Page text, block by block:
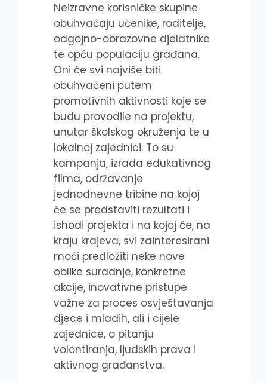
Neizravne korisničke skupine
obuhvaćaju učenike, roditelje,
odgojno-obrazovne djelatnike
te opću populaciju građana.
Oni će svi najviše biti
obuhvaćeni putem
promotivnih aktivnosti koje se
budu provodile na projektu,
unutar školskog okruženja te u
lokalnoj zajednici. To su
kampanja, izrada edukativnog
filma, održavanje
jednodnevne tribine na kojoj
će se predstaviti rezultati i
ishodi projekta i na kojoj će, na
kraju krajeva, svi zainteresirani
moći predložiti neke nove
oblike suradnje, konkretne
akcije, inovativne pristupe
važne za proces osvještavanja
djece i mladih, ali i cijele
zajednice, o pitanju
volontiranja, ljudskih prava i
aktivnog građanstva.